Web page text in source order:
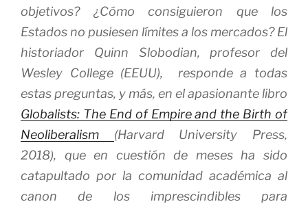
objetivos? ¿Cómo consiguieron que los
Estados no pusiesen límites a los mercados? El
historiador Quinn Slobodian, profesor del
Wesley College (EEUU), responde a todas
estas preguntas, y más, en el apasionante libro
Globalists: The End of Empire and the Birth of
Neoliberalism (Harvard University Press,
2018), que en cuestión de meses ha sido
catapultado por la comunidad académica al
canon de los imprescindibles para